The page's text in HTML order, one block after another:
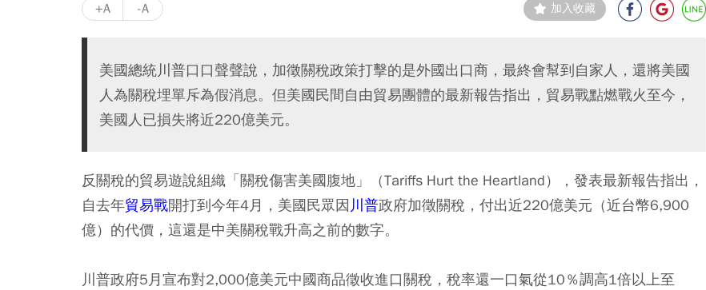
+A -A 加入收藏
美國總統川普口口聲聲說，加徵關稅政策打擊的是外國出口商，最終會幫到自家人，還將美國
人為關稅埋單斥為假消息。但美國民間自由貿易團體的最新報告指出，貿易戰點燃戰火至今，
美國人已損失將近220億美元。
反關稅的貿易遊說組織「關稅傷害美國腹地」（Tariffs Hurt the Heartland），發表最新報告指出，
自去年貿易戰開打到今年4月，美國民眾因 川普政府加徵關稅，付出近220億美元（近台幣6,900
億）的代價，這還是中美關稅戰升高之前的數字。
川普政府5月宣布對2,000億美元中國商品徵收進口關稅，稅率還一口氣從10％調高1倍以上至